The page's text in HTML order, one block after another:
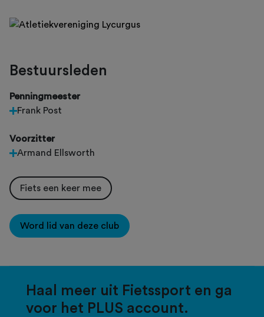
Bestuursleden
Penningmeester
Frank Post
Voorzitter
Armand Ellsworth
Fiets een keer mee
Word lid van deze club
Haal meer uit Fietssport en ga
voor het PLUS account.